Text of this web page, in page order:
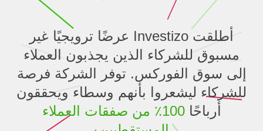
أطلقت Investizo عرضًا ترويجيًا غير
مسبوق للشركاء الذين يجذبون العملاء
إلى سوق الفوركس. توفر الشركة فرصة
للشركاء ليشعروا بأنهم وسطاء ويحققون
أرباحًا
100٪ من صفقات العملاء